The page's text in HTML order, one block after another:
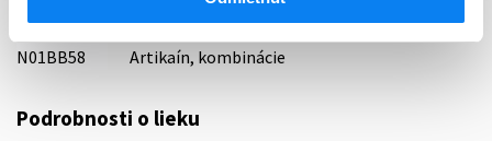
Lokálne anestetiká
N01BB58
Artikaín, kombinácie
Podrobnosti o lieku